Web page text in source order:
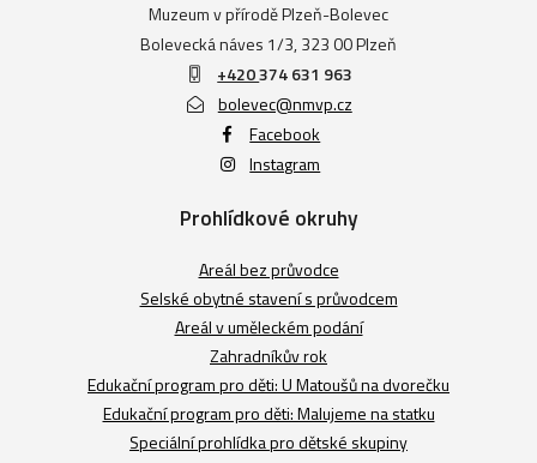
Muzeum v přírodě Plzeň-Bolevec
Bolevecká náves 1/3, 323 00 Plzeň
+420374 631 963
bolevec@nmvp.cz
Facebook
Instagram
Prohlídkové okruhy
Areál bez průvodce
Selské obytné stavení s průvodcem
Areál v uměleckém podání
Zahradníkův rok
Edukační program pro děti: U Matoušů na dvorečku
Edukační program pro děti: Malujeme na statku
Speciální prohlídka pro dětské skupiny